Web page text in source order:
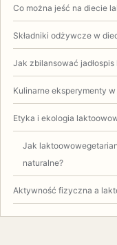
Co można jeść na diecie
Składniki odżywcze w
Jak zbilansować
Kulinarne eksperymenty
Etyka i ekologia
Jak
naturalne?
Aktywność fizyczna a